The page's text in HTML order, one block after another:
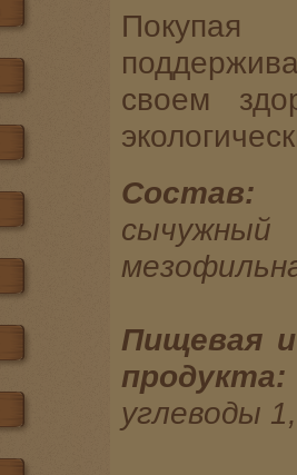
своем
Состав:
Пищевая
продукта:
углеводы